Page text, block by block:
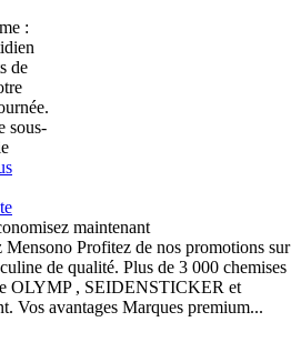
:
de
sous-
maintenant
Profitez de nos promotions sur
de qualité. Plus de 3 000 chemises
OLYMP , SEIDENSTICKER et
Vos avantages Marques premium...